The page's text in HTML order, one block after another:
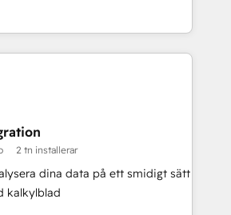
2 tn installerar
dina data på ett smidigt sätt
kalkylblad